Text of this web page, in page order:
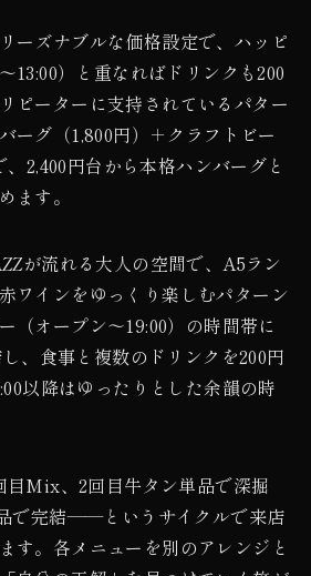
ーズナブルな価格設定で、ハッピ
13:00）と重なればドリンクも200
ピーターに支持されているパター
ーグ（1,800円）＋クラフトビー
2,400円台から本格ハンバーグと
ます。
が流れる大人の空間で、A5ラン
ワインをゆっくり楽しむパターン
（オープン〜19:00）の時間帯に
、食事と複数のドリンクを200円
以降はゆったりとした余韻の時
目Mix、2回目牛タン単品で深掘
で完結——というサイクルで来店
す。各メニューを別のアレンジと